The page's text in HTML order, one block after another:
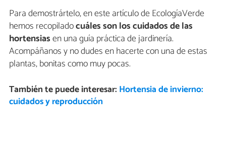
Para demostrártelo, en este artículo de EcologíaVerde
hemos recopiladocuáles son los cuidados de las
hortensiasen una guía práctica de jardinería.
Acompáñanos y no dudes en hacerte con una de estas
plantas, bonitas como muy pocas.
También te puede interesar: Hortensia de invierno:
cuidados y reproducción